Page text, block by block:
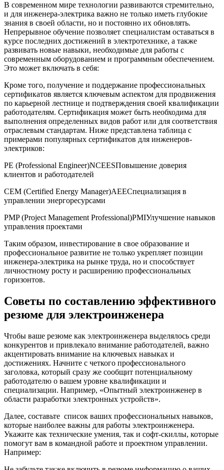
В современном ‍мире технологии развиваются ‍стремительно,
и ‍для инженера-электрика‍ важно не только иметь глубокие
знания в своей области, но и постоянно их обновлять. ‍
Непрерывное обучение ⁢позволяет ⁢специалистам оставаться в
курсе последних достижений⁤ в электротехнике, а также
развивать новые навыки, необходимые для работы с
‌современным оборудованием и программным обеспечением.
Это может включать в себя:
Кроме того, получение⁣ и поддержание профессиональных‌
сертификатов является ключевым аспектом для продвижения
‌по карьерной ‌лестнице и подтверждения своей ​квалификации
работодателям. Сертификация может быть необходима для
выполнения определенных видов работ ⁢или ⁢для ‌соответствия
отраслевым стандартам. Ниже⁢ представлена таблица с
примерами​ популярных‍ сертификатов для ⁣инженеров-
электриков:
PE ‍(Professional Engineer)NCEESПовышение доверия‍
клиентов и ⁣работодателей
CEM (Certified Energy Manager)AEEСпециализация в
управлении​ энергоресурсами
PMP (Project Management Professional)PMIУлучшение навыков
управления проектами
Таким⁢ образом, ‍инвестирование в ⁣свое образование и
профессиональное развитие не только укрепляет⁤ позиции
инженера-электрика на рынке труда,⁢ но и способствует​
личностному росту и ‍расширению профессиональных
горизонтов.
Советы по составлению эффективного
резюме⁣ для ​электроинженера
Чтобы⁣ ваше резюме как электроинженера выделялось среди
конкурентов‌ и привлекало внимание работодателей, важно
акцентировать внимание на ключевых навыках и
достижениях. Начните с четкого ⁢профессионального
заголовка, который сразу же сообщит потенциальному​
работодателю о вашем уровне квалификации и
специализации. ​Например, «Опытный электроинженер в
области разработки⁢ электронных устройств».
Далее, составьте ⁤ список ваших профессиональных навыков,
которые наиболее важны‌ для работы электроинженера.
Укажите как технические умения, так и софт-скиллы,‍ которые
помогут вам в командной работе и⁣ проектном управлении.
Например: